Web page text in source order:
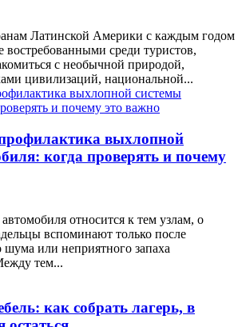
Латинской Америки с каждым годом
востребованными среди туристов,
с необычной природой,
цивилизаций, национальной...
выхлопной
когда проверять и почему
относится к тем узлам, о
вспоминают только после
шума или неприятного запаха
тем...
как собрать лагерь, в